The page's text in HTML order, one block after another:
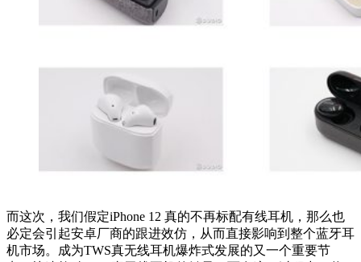
而这次，我们假定iPhone 12 真的不再标配有线耳机，那么也
必定会引起安卓厂商的跟进效仿，从而直接影响到整个蓝牙耳
机市场。成为TWS真无线耳机爆炸式发展的又一个重要节